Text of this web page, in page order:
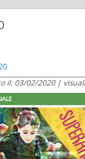
il: 03/02/2020 |